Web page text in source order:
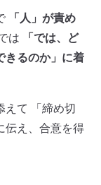
「人」が責め
は
「では、ど
きるのか」に着
えて 「締め切
伝え、合意を得